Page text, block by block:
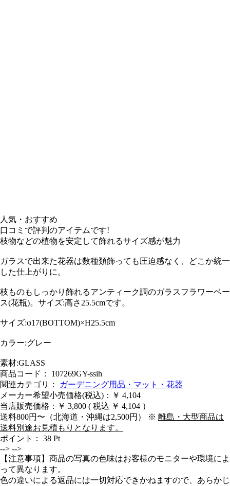
人気・おすすめ
口コミで評判のアイテムです!
枝物などの植物を安定して飾れるサイズ感が魅力
ガラスで出来た花器は数種類飾っても圧迫感なく、どこか統一
した仕上がりに。
枝ものもしっかり飾れるアンティーク調のガラスフラワーベー
ス(花瓶)。サイズ:高さ25.5cmです。
サイズ:φ17(BOTTOM)×H25.5cm
カラー:グレー
素材:GLASS
商品コード： 107269GY-ssih
関連カテゴリ：
ガーデニング用品・マット・花器
メーカー希望小売価格(税込)：￥ 4,104
当店販売価格：
￥ 3,800 ( 税込 ￥ 4,104 ）
送料800円〜（北海道・沖縄は2,500円） ※ 離島・大型商品は
送料別途お見積もりとなります。
ポイント： 38 Pt
--> -->
【注意事項】商品の写真の色味はお客様のモニターや環境によ
って異なります。
色の違いによる返品には一切対応できかねますので、あらかじ